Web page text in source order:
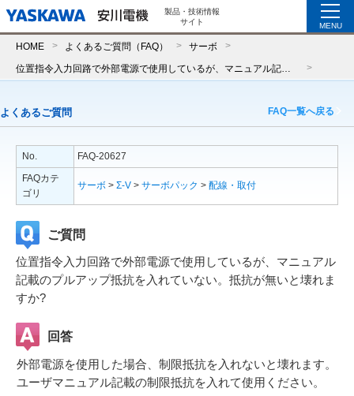
製品・技術情報
サイト
MENU
HOME よくあるご質問（FAQ） サーボ
よくあるご質問 FAQ一覧へ戻る
No.
FAQ-20627
FAQカテ
ゴリ
サーボ > Σ-V > サーボパック > 配線・取付
ご質問
位置指令入力回路で外部電源で使用しているが、マニュアル
記載のプルアップ抵抗を入れていない。抵抗が無いと壊れま
すか?
回答
外部電源を使用した場合、制限抵抗を入れないと壊れます。
ユーザマニュアル記載の制限抵抗を入れて使用ください。